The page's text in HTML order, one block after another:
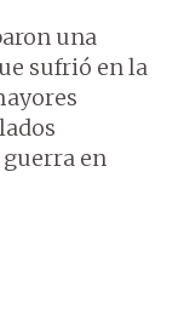
una
sufrió en la
en